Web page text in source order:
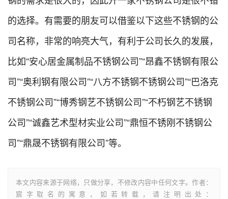
的选择。有需要的朋友可以借鉴以下这些不锈钢的公
司名称，非常的响亮大气，有利于公司长久的发展，
比如“安心居金属制品不锈钢公司”“昂鑫不锈钢有限公
司”“奥利钢有限公司”“八方不锈钢不锈钢公司”“巴洛克
不锈钢公司”“博秀钢艺不锈钢公司”“不朽钢艺不锈钢
公司”“诚鑫艺术型材实业公司”“鼎恒不锈刚不锈钢公
司”“鼎晟不锈钢有限公司”等。
本文内容来源于网络，只做分享，不修改内容中任何文字。作者：
宸字取名的寓意，如若转载，请注明出处：